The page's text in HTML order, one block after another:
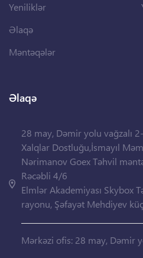
Yeniliklər
Əlaqə
Məntəqələr
Əlaqə
28 may, Dəmir yolu vağzalı
Xalqlar Dostluğu,İsmayıl
Nərimanov Goex Təhvil
Rəcəbli 4/6
Elmlər Akademiyası Skybox
rayonu, Şəfayət Mehdiyev
Mərkəzi ofis: 28 may, Dəmir